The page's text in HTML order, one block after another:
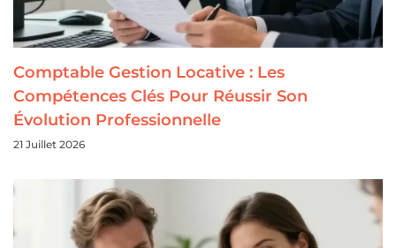
Comptable Gestion Locative : Les
Compétences Clés Pour Réussir Son
Évolution Professionnelle
21 Juillet 2026